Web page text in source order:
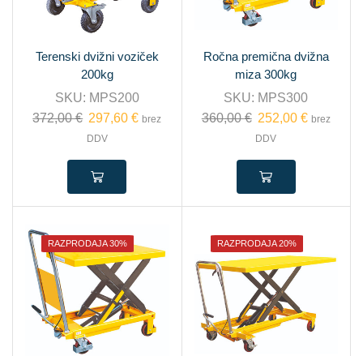
Terenski dvižni voziček
200kg
SKU: MPS200
372,00€ 297,60€ brez
DDV
Ročna premična dvižna
miza 300kg
SKU: MPS300
360,00€ 252,00 € brez
DDV
RAZPRODAJA 30% RAZPRODAJA 20%